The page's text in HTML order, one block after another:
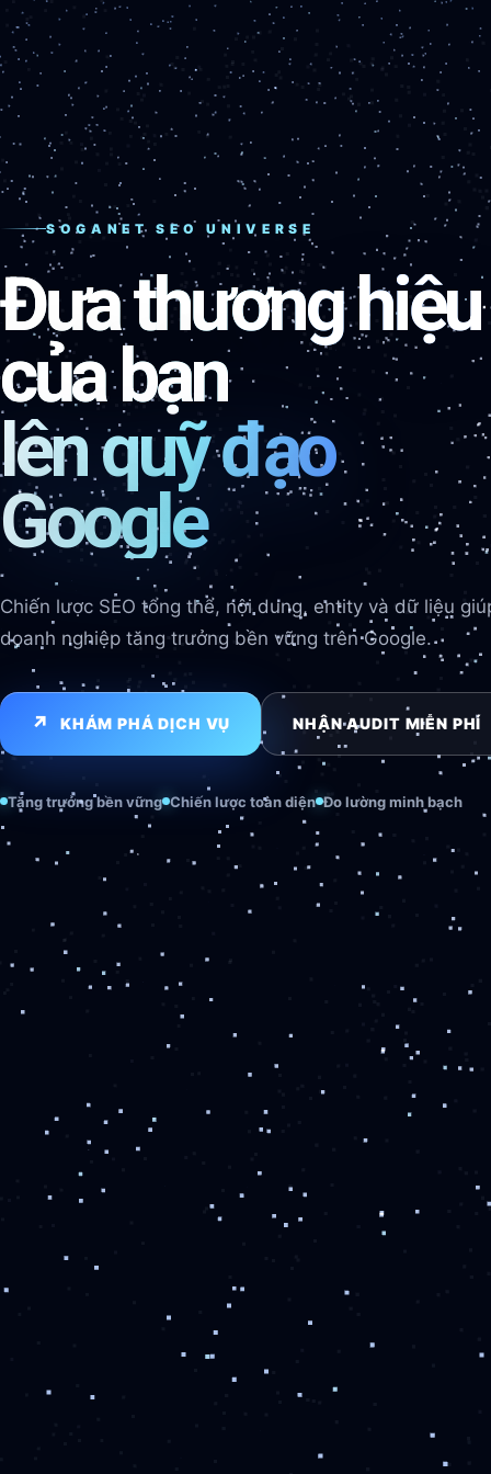
SOGANET SEO UNIVERSE
Đưa thương hiệu
của bạn
lên quỹ đạo
Google
Chiến lược SEO tổng thể, nội dung, entity và dữ liệu
doanh nghiệp tăng trưởng bền vững trên Google.
↗ KHÁM PHÁ DỊCH VỤ NHẬN AUDIT MIỄN PHÍ
Tăng trưởng bền vững Chiến lược toàn diện Đo lường minh bạch